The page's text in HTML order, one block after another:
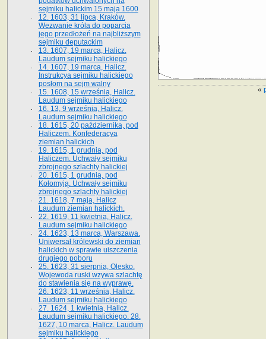
«
sejmiku halickim 15 maja 1600
12. 1603, 31 lipca, Kraków.
Wezwanie króla do poparcia
jego przedłożeń na najbliższym
sejmiku deputackim
13. 1607, 19 marca, Halicz.
Laudum sejmiku halickiego
14. 1607, 19 marca, Halicz.
Instrukcya sejmiku halickiego
posłom na sejm walny
15. 1608, 15 września, Halicz.
Laudum sejmiku halickiego
16. 13, 9 września, Halicz.
Laudum sejmiku halickiego
18. 1615, 20 października, pod
Haliczem. Konfederacya
ziemian halickich
19. 1615, 1 grudnia, pod
Haliczem. Uchwały sejmiku
zbrojnego szlachty halickiej
20. 1615, 1 grudnia, pod
Kołomyją. Uchwały sejmiku
zbrojnego szlachty halickiej
21. 1618, 7 maja, Halicz
Laudum ziemian halickich.
22. 1619, 11 kwietnia, Halicz.
Laudum sejmiku halickiego
24. 1623, 13 marca, Warszawa.
Uniwersał królewski do ziemian
halickich w sprawie uiszczenia
drugiego poboru
25. 1623, 31 sierpnia, Olesko.
Wojewoda ruski wzywa szlachtę
do stawienia się na wyprawę.
26. 1623, 11 września, Halicz.
Laudum sejmiku halickiego
27. 1624, 1 kwietnia, Halicz.
Laudum sejmiku halickiego. 28.
1627, 10 marca, Halicz. Laudum
sejmiku halickiego